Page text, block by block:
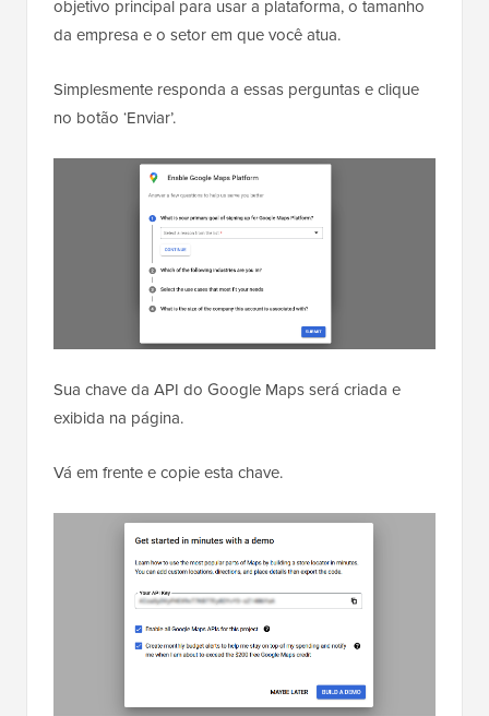
objetivo principal para usar a plataforma, o tamanho
da empresa e o setor em que você atua.
Simplesmente responda a essas perguntas e clique
no botão ‘Enviar’.
Sua chave da API do Google Maps será criada e
exibida na página.
Vá em frente e copie esta chave.